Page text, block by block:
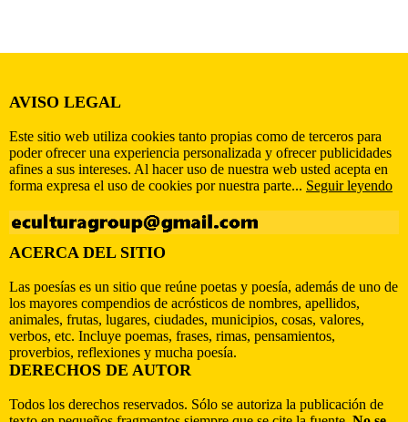
AVISO LEGAL
Este sitio web utiliza cookies tanto propias como de terceros para
poder ofrecer una experiencia personalizada y ofrecer publicidades
afines a sus intereses. Al hacer uso de nuestra web usted acepta en
forma expresa el uso de cookies por nuestra parte... Seguir leyendo
ACERCA DEL SITIO
Las poesías es un sitio que reúne poetas y poesía, además de uno de
los mayores compendios de acrósticos de nombres, apellidos,
animales, frutas, lugares, ciudades, municipios, cosas, valores,
verbos, etc. Incluye poemas, frases, rimas, pensamientos,
proverbios, reflexiones y mucha poesía.
DERECHOS DE AUTOR
Todos los derechos reservados. Sólo se autoriza la publicación de